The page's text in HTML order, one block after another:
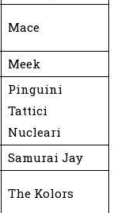
Mace
Meek
Pinguini
Tattici
Nucleari
Samurai Jay
The Kolors